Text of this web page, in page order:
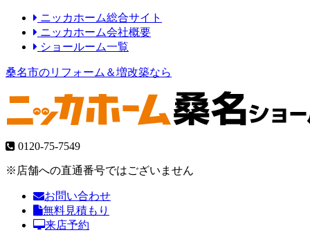
ニッカホーム総合サイト
ニッカホーム会社概要
ショールーム一覧
桑名市のリフォーム＆増改築なら
0120-75-7549
※店舗への直通番号ではございません
お問い合わせ
無料見積もり
来店予約